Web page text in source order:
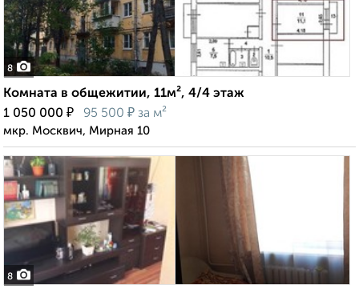
8
Комната в общежитии, 11м², 4/4 этаж
1 050 000 ₽ 95 500 ₽ за м²
мкр. Москвич, Мирная 10
8